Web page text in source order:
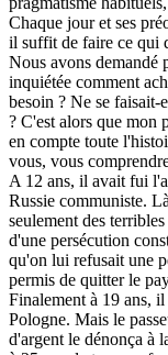
Chaque jour et ses
il suffit de faire ce
Nous avons demandé
inquiétée comment
besoin ? Ne se faisait-
? C'est alors que mon
en compte toute
vous, vous
A 12 ans, il avait fui
Russie communiste.
seulement des
d'une persécution
qu'on lui refusait une
permis de quitter le
Finalement à 19 ans,
Pologne. Mais le
d'argent le dénonça à